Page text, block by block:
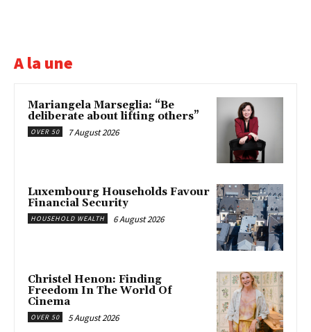
A la une
Mariangela Marseglia: “Be
deliberate about lifting others”
OVER 50 7 August 2026
Luxembourg Households Favour
Financial Security
HOUSEHOLD WEALTH 6 August 2026
Christel Henon: Finding
Freedom In The World Of
Cinema
OVER 50 5 August 2026